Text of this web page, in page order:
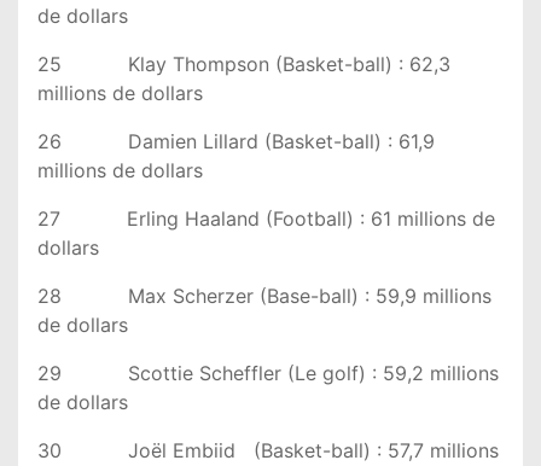
de dollars
25 Klay Thompson (Basket-ball) : 62,3
millions de dollars
26 Damien Lillard (Basket-ball) : 61,9
millions de dollars
27 Erling Haaland (Football) : 61 millions de
dollars
28 Max Scherzer (Base-ball) : 59,9 millions
de dollars
29 Scottie Scheffler (Le golf) : 59,2 millions
de dollars
30 Joël Embiid (Basket-ball) : 57,7 millions